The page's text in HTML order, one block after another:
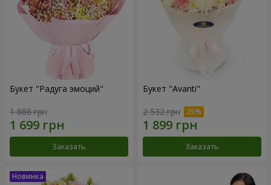
Букет "Радуга эмоций"
1 888 грн
Заказать
Букет "Avanti"
2 532 грн
Заказать